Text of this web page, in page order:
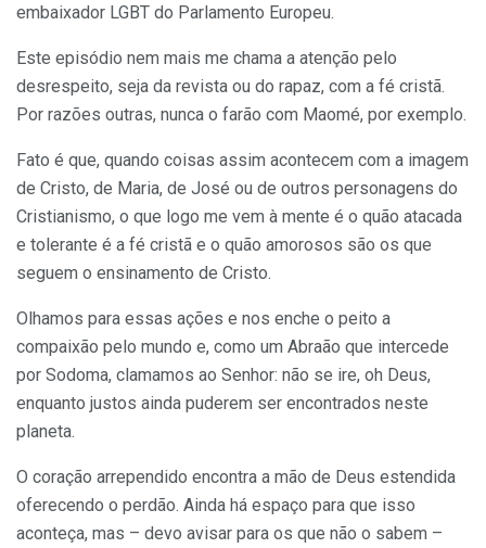
embaixador LGBT do Parlamento Europeu.
Este episódio nem mais me chama a atenção pelo
desrespeito, seja da revista ou do rapaz, com a fé cristã.
Por razões outras, nunca o farão com Maomé, por exemplo.
Fato é que, quando coisas assim acontecem com a imagem
de Cristo, de Maria, de José ou de outros personagens do
Cristianismo, o que logo me vem à mente é o quão atacada
e tolerante é a fé cristã e o quão amorosos são os que
seguem o ensinamento de Cristo.
Olhamos para essas ações e nos enche o peito a
compaixão pelo mundo e, como um Abraão que intercede
por Sodoma, clamamos ao Senhor: não se ire, oh Deus,
enquanto justos ainda puderem ser encontrados neste
planeta.
O coração arrependido encontra a mão de Deus estendida
oferecendo o perdão. Ainda há espaço para que isso
aconteça, mas – devo avisar para os que não o sabem –